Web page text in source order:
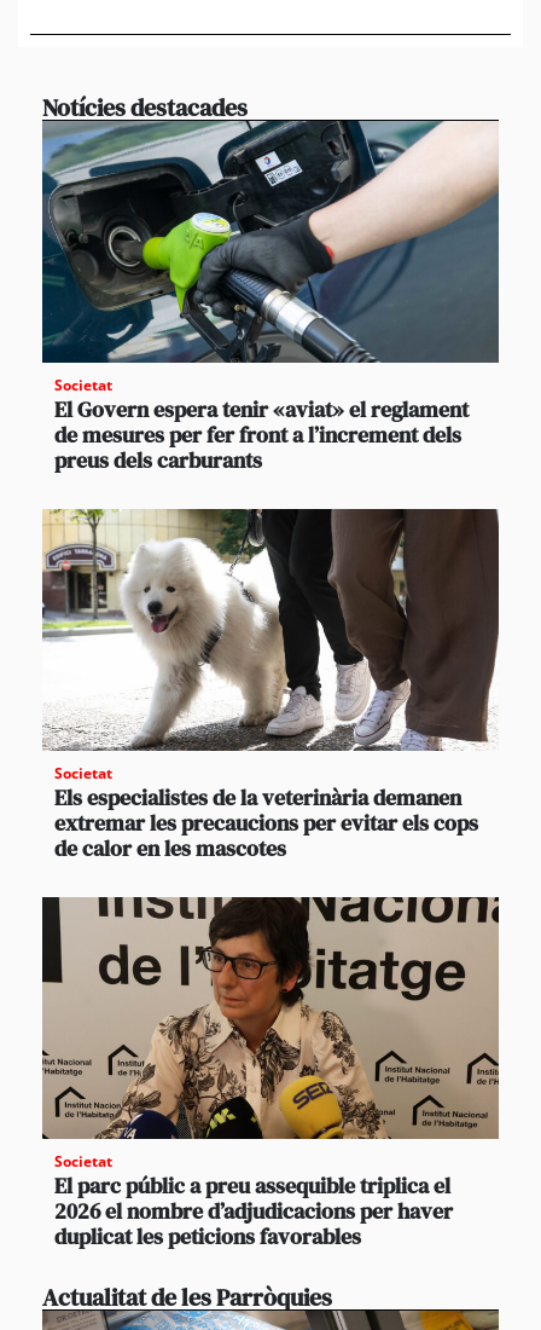
Notícies destacades
Societat
El Govern espera tenir «aviat» el reglament
de mesures per fer front a l’increment dels
preus dels carburants
Societat
Els especialistes de la veterinària demanen
extremar les precaucions per evitar els cops
de calor en les mascotes
Societat
El parc públic a preu assequible triplica el
2026 el nombre d’adjudicacions per haver
duplicat les peticions favorables
Actualitat de les Parròquies